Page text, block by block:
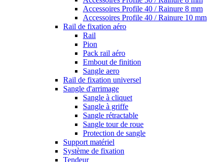
Accessoires Profile 40 / Rainure 8 mm
Accessoires Profile 40 / Rainure 10 mm
Rail de fixation aéro
Rail
Pion
Pack rail aéro
Embout de finition
Sangle aero
Rail de fixation universel
Sangle d'arrimage
Sangle à cliquet
Sangle à griffe
Sangle rétractable
Sangle tour de roue
Protection de sangle
Support matériel
Système de fixation
Tendeur